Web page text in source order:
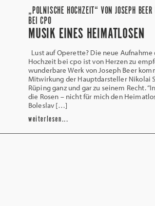
„POLNISCHE HOCHZEIT“ VON JOSEPH
BEI CPO
MUSIK EINES HEIMATLOSEN
Lust auf Operette? Die neue
Hochzeit bei cpo ist von Herzen zu
wunderbare Werk von Joseph Beer
Mitwirkung der Hauptdarsteller Nikolai
Rüping ganz und gar zu seinem Recht.
die Rosen – nicht für mich den
Boleslav […]
weiterlesen...